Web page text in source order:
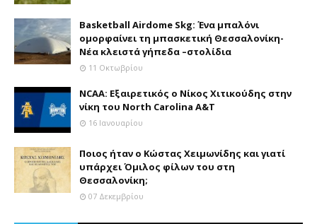
Basketball Airdome Skg: Ένα μπαλόνι
ομορφαίνει τη μπασκετική Θεσσαλονίκη-
Νέα κλειστά γήπεδα –στολίδια
11 Οκτωβρίου
NCAA: Εξαιρετικός ο Νίκος Χιτικούδης στην
νίκη του North Carolina A&Τ
16 Ιανουαρίου
Ποιος ήταν ο Κώστας Χειμωνίδης και γιατί
υπάρχει Όμιλος φίλων του στη
Θεσσαλονίκη;
07 Δεκεμβρίου